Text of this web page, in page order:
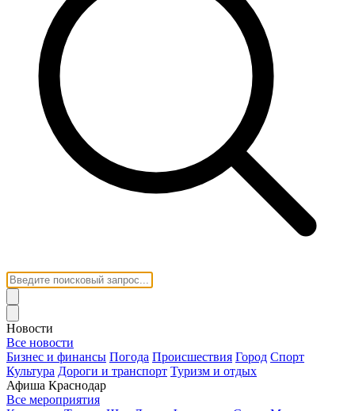
Новости
Все новости
Бизнес и финансы Погода Происшествия Город Спорт
Культура Дороги и транспорт Туризм и отдых
Афиша Краснодар
Все мероприятия